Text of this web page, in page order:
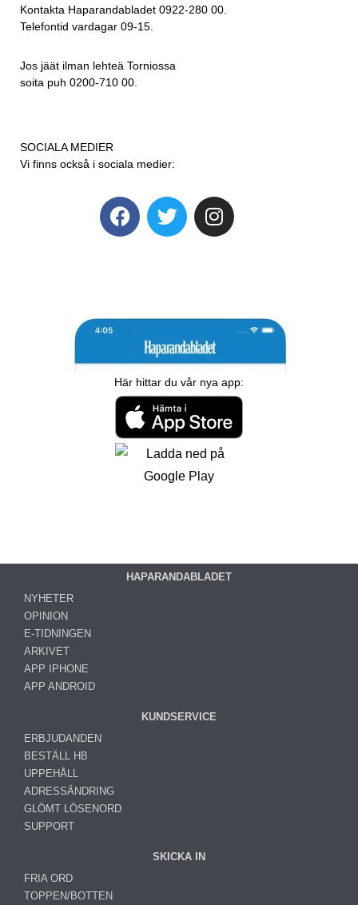
Kontakta Haparandabladet 0922-280 00.
Telefontid vardagar 09-15.
Jos jäät ilman lehteä Torniossa
soita puh 0200-710 00.
SOCIALA MEDIER
Vi finns också i sociala medier:
Här hittar du vår nya app:
HAPARANDABLADET
NYHETER
OPINION
E-TIDNINGEN
ARKIVET
APP IPHONE
APP ANDROID
KUNDSERVICE
ERBJUDANDEN
BESTÄLL HB
UPPEHÅLL
ADRESSÄNDRING
GLÖMT LÖSENORD
SUPPORT
SKICKA IN
FRIA ORD
TOPPEN/BOTTEN